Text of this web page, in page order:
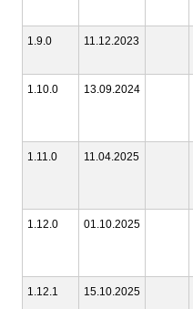
1.9.0 11.12.2023
1.10.0 13.09.2024
1.11.0 11.04.2025
1.12.0 01.10.2025
1.12.1 15.10.2025